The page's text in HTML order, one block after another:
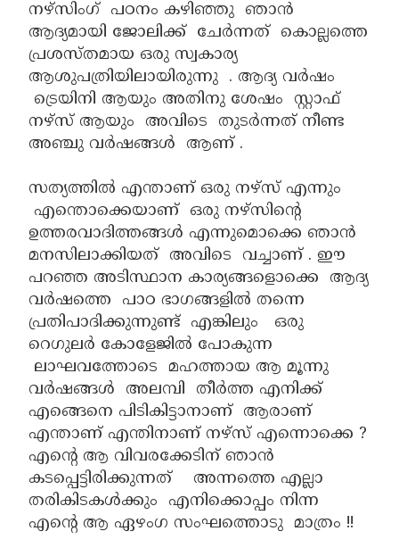
നഴ്സിംഗ് പഠനം കഴിഞ്ഞു ഞാൻ
ആദ്യമായി ജോലിക്ക്‌ ചേർന്നത് കൊല്ലത്തെ
പ്രശസ്തമായ ഒരു സ്വകാര്യ
ആശുപത്രിയിലായിരുന്നു . ആദ്യ വർഷം
ട്രെയിനി ആയും അതിനു ശേഷം സ്റ്റാഫ്‌
നഴ്‌സ്‌ ആയും അവിടെ തുടർന്നത് നീണ്ട
അഞ്ചു വർഷങ്ങൾ ആണ് .
സത്യത്തിൽ എന്താണ് ഒരു നഴ്‌സ്‌ എന്നും
എന്തൊക്കെയാണ് ഒരു നഴ്സിന്റെ
ഉത്തരവാദിത്തങ്ങൾ എന്നുമൊക്കെ ഞാൻ
മനസിലാക്കിയത് അവിടെ വച്ചാണ് . ഈ
പറഞ്ഞ അടിസ്ഥാന കാര്യങ്ങളൊക്കെ ആദ്യ
വർഷത്തെ പാഠ ഭാഗങ്ങളിൽ തന്നെ
പ്രതിപാദിക്കുന്നുണ്ട് എങ്കിലും ഒരു
റെഗുലർ കോളേജിൽ പോകുന്ന
ലാഘവത്തോടെ മഹത്തായ ആ മൂന്നു
വർഷങ്ങൾ അലമ്പി തീർത്ത എനിക്ക്
എങ്ങെനെ പിടികിട്ടാനാണ് ആരാണ്
എന്താണ് എന്തിനാണ് നഴ്‌സ്‌ എന്നൊക്കെ ?
എന്റെ ആ വിവരക്കേടിന് ഞാൻ
കടപ്പെട്ടിരിക്കുന്നത് അന്നത്തെ എല്ലാ
തരികിടകൾക്കും എനിക്കൊപ്പം നിന്ന
എന്റെ ആ ഏഴംഗ സംഘത്തൊടു മാത്രം !!